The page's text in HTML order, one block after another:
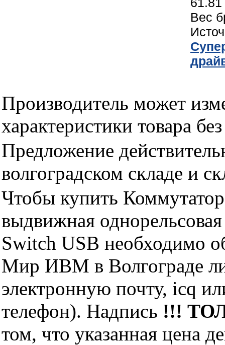
Вес
Производитель может
характеристики товара
Предложение
волгоградском складе и
Чтобы купить
выдвижная
Switch USB необходимо
Мир ИВМ в Волгограде
электронную почту, icq
телефон). Надпись !!!
том, что указанная цена